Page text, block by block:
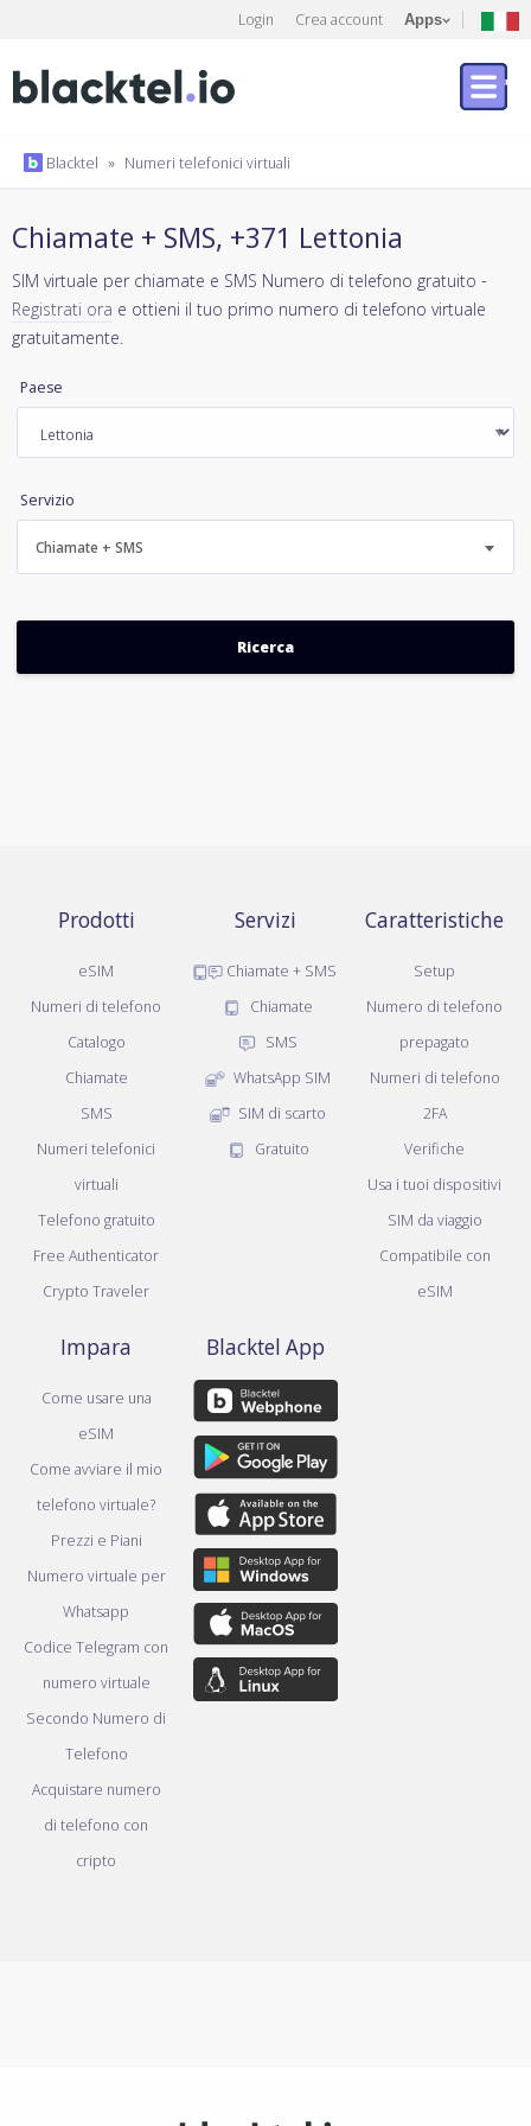
Login Crea account Apps
Blacktel » Numeri telefonici virtuali
Chiamate + SMS, +371 Lettonia
SIM virtuale per chiamate e SMS Numero di telefono gratuito -
Registrati ora e ottieni il tuo primo numero di telefono virtuale
gratuitamente.
Paese
Servizio
Chiamate + SMS
Prodotti
eSIM
Numeri di telefono
Catalogo
Chiamate
SMS
Numeri telefonici
virtuali
Telefono gratuito
Free Authenticator
Crypto Traveler
Servizi
Chiamate + SMS
Chiamate
SMS
WhatsApp SIM
SIM di scarto
Gratuito
Caratteristiche
Setup
Numero di telefono
prepagato
Numeri di telefono
2FA
Verifiche
Usa i tuoi dispositivi
SIM da viaggio
Compatibile con
eSIM
Impara
Come usare una
eSIM
Come avviare il mio
telefono virtuale?
Prezzi e Piani
Numero virtuale per
Whatsapp
Codice Telegram con
numero virtuale
Secondo Numero di
Telefono
Acquistare numero
di telefono con
cripto
Blacktel App